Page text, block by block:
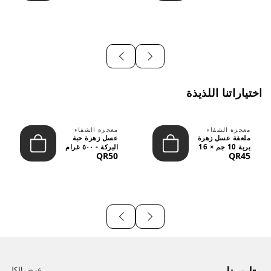
اختياراتنا اللذيذة
معجزة الشفاء
ملعقة عسل زهرة
برية 10 جم × 16
قطعة
QR45
معجزة الشفاء
عسل زهرة حبة
البركة - ٥٠٠ غرام
QR50